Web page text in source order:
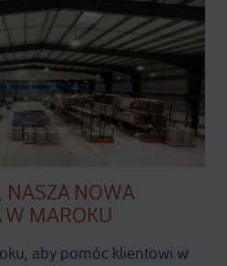
NASZA NOWA
W MAROKU
aby pomóc klientowi w